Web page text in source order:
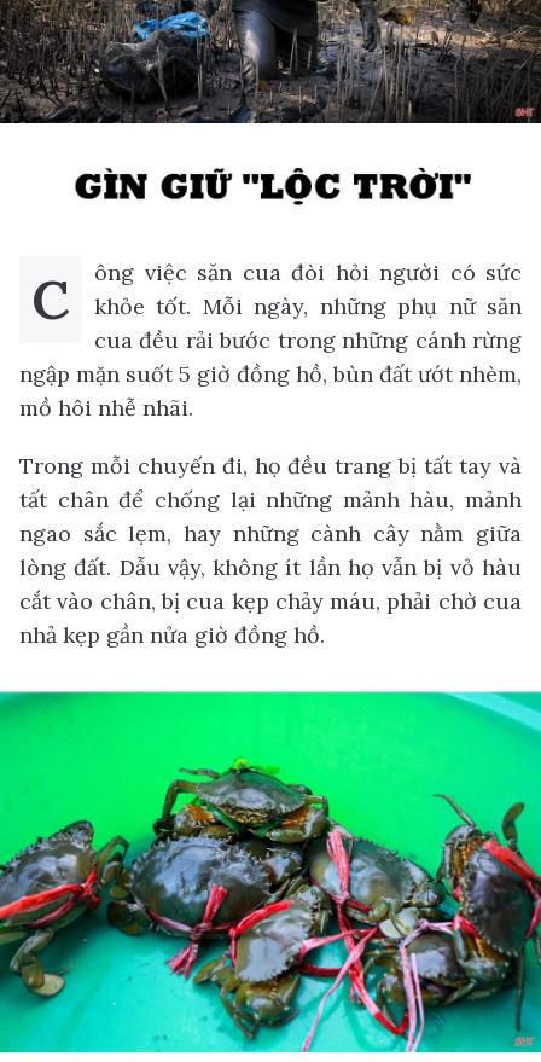
C
ông việc săn cua đòi hỏi người có sức
khỏe tốt. Mỗi ngày, những phụ nữ săn
cua đều rải bước trong những cánh rừng
ngập mặn suốt 5 giờ đồng hồ, bùn đất ướt nhèm,
mồ hôi nhễ nhãi.
Trong mỗi chuyến đi, họ đều trang bị tất tay và
tất chân để chống lại những mảnh hàu, mảnh
ngao sắc lẹm, hay những cành cây nằm giữa
lòng đất. Dẫu vậy, không ít lần họ vẫn bị vỏ hàu
cắt vào chân, bị cua kẹp chảy máu, phải chờ cua
nhả kẹp gần nửa giờ đồng hồ.